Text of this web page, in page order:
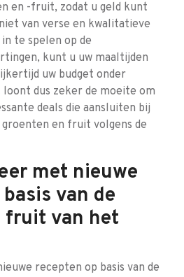
en -fruit, zodat u geld kunt
van verse en kwalitatieve
te spelen op de
kunt u uw maaltijden
uw budget onder
dus zeker de moeite om
deals die aansluiten bij
groenten en fruit volgens de
met nieuwe
van de
fruit van het
recepten op basis van de